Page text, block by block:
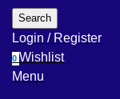
Search
Login / Register
0Wishlist
Menu